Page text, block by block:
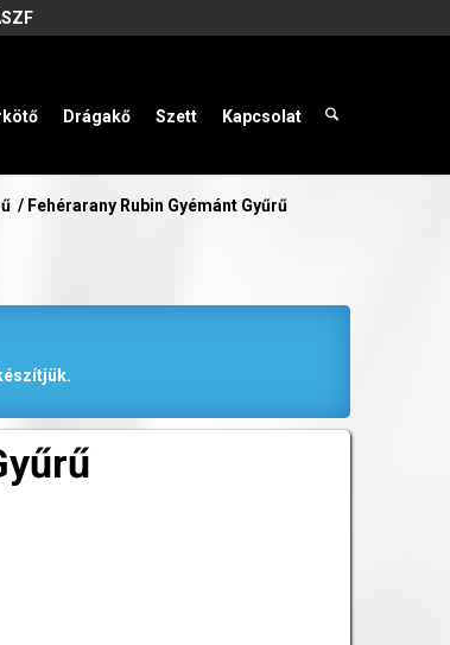
Drágakő Szett Kapcsolat
/ Fehérarany Rubin Gyémánt Gyűrű